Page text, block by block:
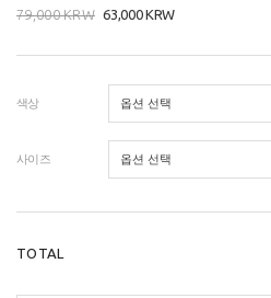
79,000KRW 63,000KRW
색상
사이즈
TOTAL